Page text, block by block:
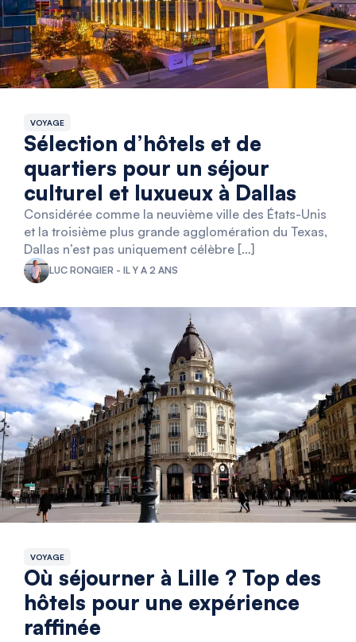
VOYAGE
Sélection d’hôtels et de
quartiers pour un séjour
culturel et luxueux à Dallas
Considérée comme la neuvième ville des États-Unis
et la troisième plus grande agglomération du Texas,
Dallas n’est pas uniquement célèbre […]
LUC RONGIER - IL Y A 2 ANS
VOYAGE
Où séjourner à Lille ? Top des
hôtels pour une expérience
raffinée